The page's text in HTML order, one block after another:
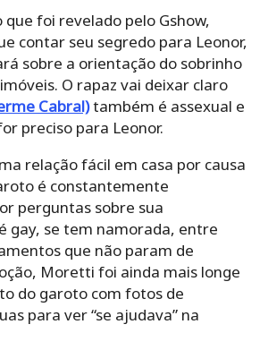
que foi revelado pelo Gshow,
contar seu segredo para Leonor,
sobre a orientação do sobrinho
O rapaz vai deixar claro
Cabral)também é assexual e
preciso para Leonor.
relação fácil em casa por causa
é constantemente
perguntas sobre sua
gay, se tem namorada, entre
que não param de
Moretti foi ainda mais longe
do garoto com fotos de
para ver “se ajudava” na